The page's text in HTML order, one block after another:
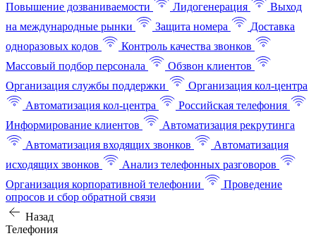
Повышение дозваниваемости
Лидогенерация
Выход
на международные рынки
Защита номера
Доставка
одноразовых кодов
Контроль качества звонков
Массовый подбор персонала
Обзвон клиентов
Организация службы поддержки
Организация кол-центра
Автоматизация кол-центра
Российская телефония
Информирование клиентов
Автоматизация рекрутинга
Автоматизация входящих звонков
Автоматизация
исходящих звонков
Анализ телефонных разговоров
Организация корпоративной телефонии
Проведение
опросов и сбор обратной связи
Назад
Телефония